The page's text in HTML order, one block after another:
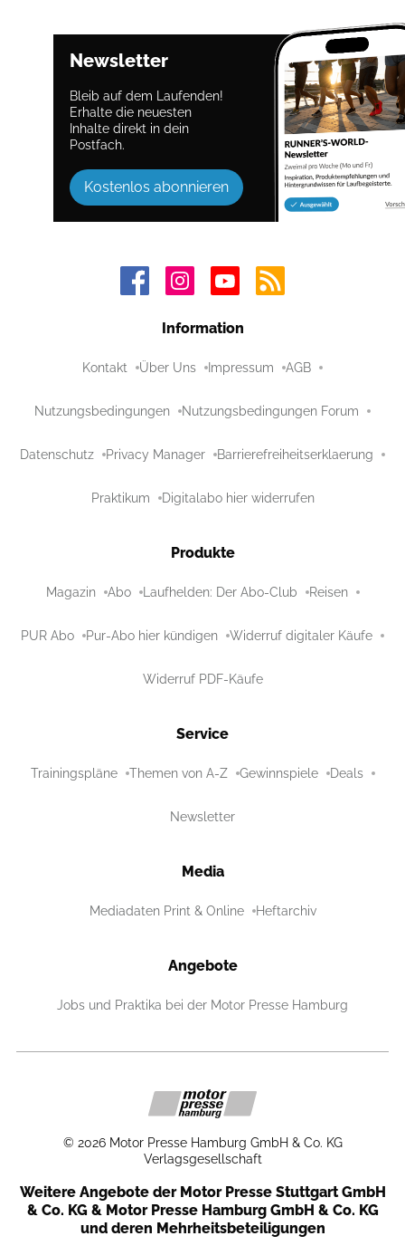
Newsletter
Bleib auf dem Laufenden!
Erhalte die neuesten
Inhalte direkt in dein
Postfach.
Kostenlos abonnieren
Information
Kontakt Über Uns Impressum AGB
Nutzungsbedingungen Nutzungsbedingungen Forum
Datenschutz Privacy Manager Barrierefreiheitserklaerung
Praktikum Digitalabo hier widerrufen
Produkte
Magazin Abo Laufhelden: Der Abo-Club Reisen
PUR Abo Pur-Abo hier kündigen Widerruf digitaler Käufe
Widerruf PDF-Käufe
Service
Trainingspläne Themen von A-Z Gewinnspiele Deals
Newsletter
Media
Mediadaten Print & Online Heftarchiv
Angebote
Jobs und Praktika bei der Motor Presse Hamburg
© 2026 Motor Presse Hamburg GmbH & Co. KG
Verlagsgesellschaft
Weitere Angebote der Motor Presse Stuttgart GmbH
& Co. KG & Motor Presse Hamburg GmbH & Co. KG
und deren Mehrheitsbeteiligungen